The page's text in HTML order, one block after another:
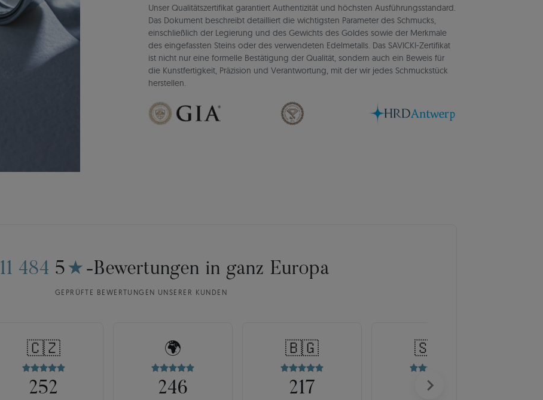
Unser Qualitätszertifikat garantiert Authentizität und höchsten Ausführungsstandard.
Das Dokument beschreibt detailliert die wichtigsten Parameter des Schmucks,
einschließlich der Legierung und des Gewichts des Goldes sowie der Merkmale
des eingefassten Steins oder des verwendeten Edelmetalls. Das SAVICKI-Zertifikat
ist nicht nur eine formelle Bestätigung der Qualität, sondern auch ein Beweis für
die Kunstfertigkeit, Präzision und Verantwortung, mit der wir jedes Schmuckstück
herstellen.
11 484 5 ★ -Bewertungen in ganz Europa
GEPRÜFTE BEWERTUNGEN UNSERER KUNDEN
🇨🇿
252
🌍
246
🇧🇬
217
🇸🇰
175